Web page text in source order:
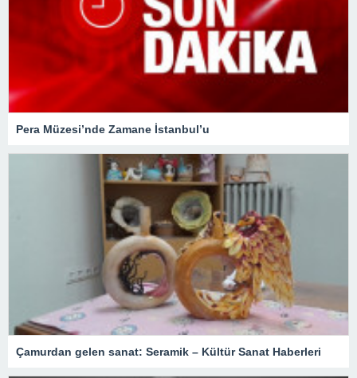
Pera Müzesi’nde Zamane İstanbul’u
Çamurdan gelen sanat: Seramik – Kültür Sanat Haberleri